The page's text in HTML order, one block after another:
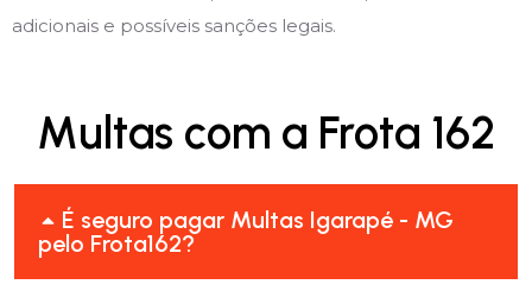
adicionais e possíveis sanções legais.
Multas com a Frota 162
É seguro pagar Multas Igarapé - MG
pelo Frota162?